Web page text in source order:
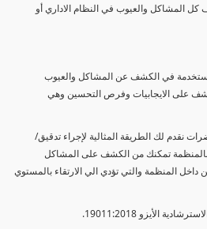
المشاكل والعيوب في النظام الاداري أو
في الكشف عن المشاكل والعيوب
على الايجابيات وفرص التحسين وهي
نقدم لك الطريقة المثالية لإجراء تدقيق/
بالمنظمة تمكنك من الكشف على المشاكل
المنظمة والتي تؤدي الي الارتقاء بالمستوي
الأيزو 19011:2018.